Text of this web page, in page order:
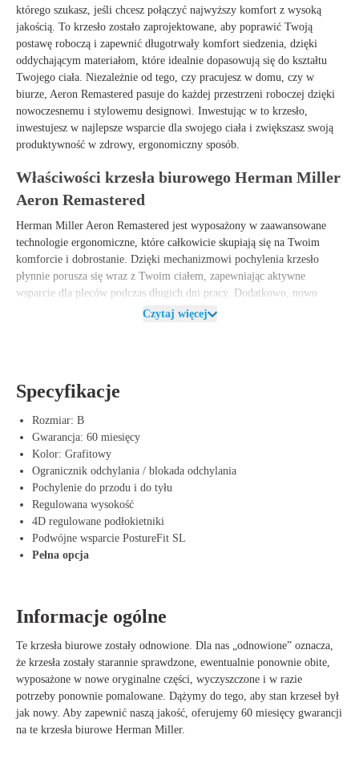
którego szukasz, jeśli chcesz połączyć najwyższy komfort z wysoką
jakością. To krzesło zostało zaprojektowane, aby poprawić Twoją
postawę roboczą i zapewnić długotrwały komfort siedzenia, dzięki
oddychającym materiałom, które idealnie dopasowują się do kształtu
Twojego ciała. Niezależnie od tego, czy pracujesz w domu, czy w
biurze, Aeron Remastered pasuje do każdej przestrzeni roboczej dzięki
nowoczesnemu i stylowemu designowi. Inwestując w to krzesło,
inwestujesz w najlepsze wsparcie dla swojego ciała i zwiększasz swoją
produktywność w zdrowy, ergonomiczny sposób.
Właściwości krzesła biurowego Herman Miller
Aeron Remastered
Herman Miller Aeron Remastered jest wyposażony w zaawansowane
technologie ergonomiczne, które całkowicie skupiają się na Twoim
komforcie i dobrostanie. Dzięki mechanizmowi pochylenia krzesło
płynnie porusza się wraz z Twoim ciałem, zapewniając aktywne
wsparcie dla pleców podczas długich dni pracy. Dodatkowo, nowo
zaprojektowane oparcie z oddychającymi materiałami zapewnia
elastyczność i wsparcie. Siedzisko i oparcie dopasowują się do kształtu
odczuwasz napięcie w szyi, plecach i biodrach. Dzięki temu możesz bez
wysiłku pracować przez dłuższy czas, nie rezygnując z wygodnej
postawy.
To krzesło biurowe zostało ponadto wykonane z trwałych materiałów,
które zapewniają solidną konstrukcję i długi okres użytkowania. Offeco
oferuje je jako egzemplarz odnowiony, co oznacza, że zostało dokładnie
sprawdzone, starannie wyczyszczone i wyposażone w nowe części, gdy
było to konieczne. Dzięki temu korzystasz nie tylko z wysokiej jakości
Zalety Herman Miller Aeron Remastered
Regulowane podłokietniki zapewniają optymalny komfort
Oddychające materiały zmniejszają nacisk na plecy i szyję
Wspiera zdrową postawę dzięki ergonomicznemu designowi
Trwałe materiały wydłużają żywotność krzesła
Stylowy design pasuje do każdej domowej lub biurowej aranżacji
Kupno Herman Miller Aeron Remastered
Czytaj więcej
Specyfikacje
Rozmiar: B
Gwarancja: 60 miesięcy
Kolor: Grafitowy
Ogranicznik odchylania / blokada odchylania
Pochylenie do przodu i do tyłu
Regulowana wysokość
4D regulowane podłokietniki
Podwójne wsparcie PostureFit SL
Pełna opcja
Informacje ogólne
Te krzesła biurowe zostały odnowione. Dla nas „odnowione” oznacza,
że krzesła zostały starannie sprawdzone, ewentualnie ponownie obite,
wyposażone w nowe oryginalne części, wyczyszczone i w razie
potrzeby ponownie pomalowane. Dążymy do tego, aby stan krzeseł był
jak nowy. Aby zapewnić naszą jakość, oferujemy 60 miesięcy gwarancji
na te krzesła biurowe Herman Miller.